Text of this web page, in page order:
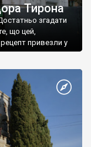
Тирона
згадати
що цей,
рецепт привезли у